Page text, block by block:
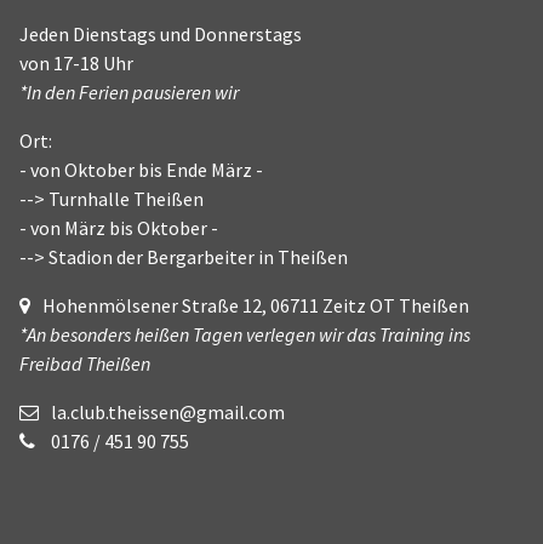
Jeden Dienstags und Donnerstags
von 17-18 Uhr
*In den Ferien pausieren wir
Ort:
- von Oktober bis Ende März -
--> Turnhalle Theißen
- von März bis Oktober -
--> Stadion der Bergarbeiter in Theißen
Hohenmölsener Straße 12, 06711 Zeitz OT Theißen
*An besonders heißen Tagen verlegen wir das Training ins
Freibad Theißen
la.club.theissen@gmail.com
0176 / 451 90 755